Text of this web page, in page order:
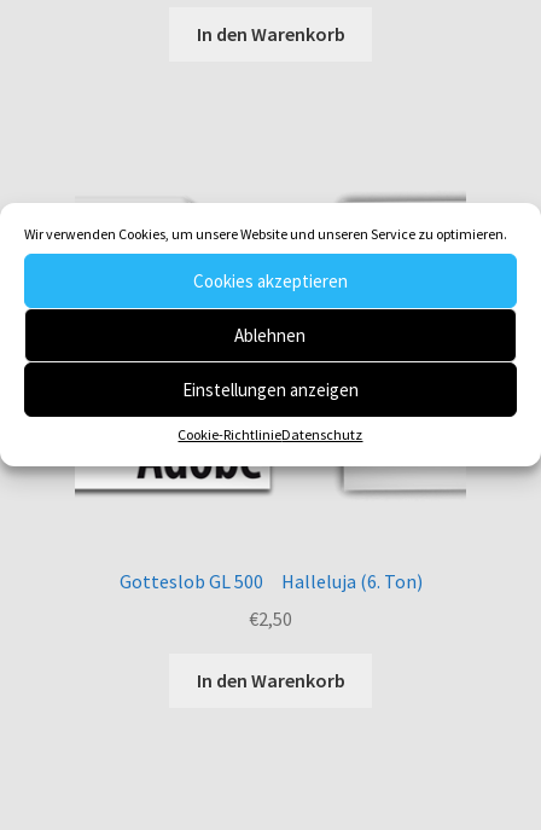
Wir verwenden Cookies, um unsere Website und unseren Service zu optimieren.
Cookies akzeptieren
Ablehnen
Einstellungen anzeigen
Cookie-RichtlinieDatenschutz
In den Warenkorb
Gotteslob GL 500 Halleluja (6. Ton)
€2,50
In den Warenkorb